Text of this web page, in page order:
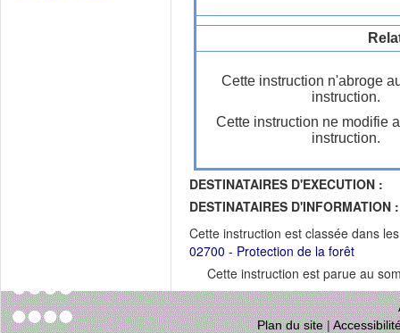
Cette instruction n'abroge
instruction.
Cette instruction ne modifie
instruction.
DESTINATAIRES D'EXECUTION :
DESTINATAIRES D'INFORMATION :
Cette instruction est classée dans
02700 - Protection de la forêt
Cette instruction est parue au
Plan du site|